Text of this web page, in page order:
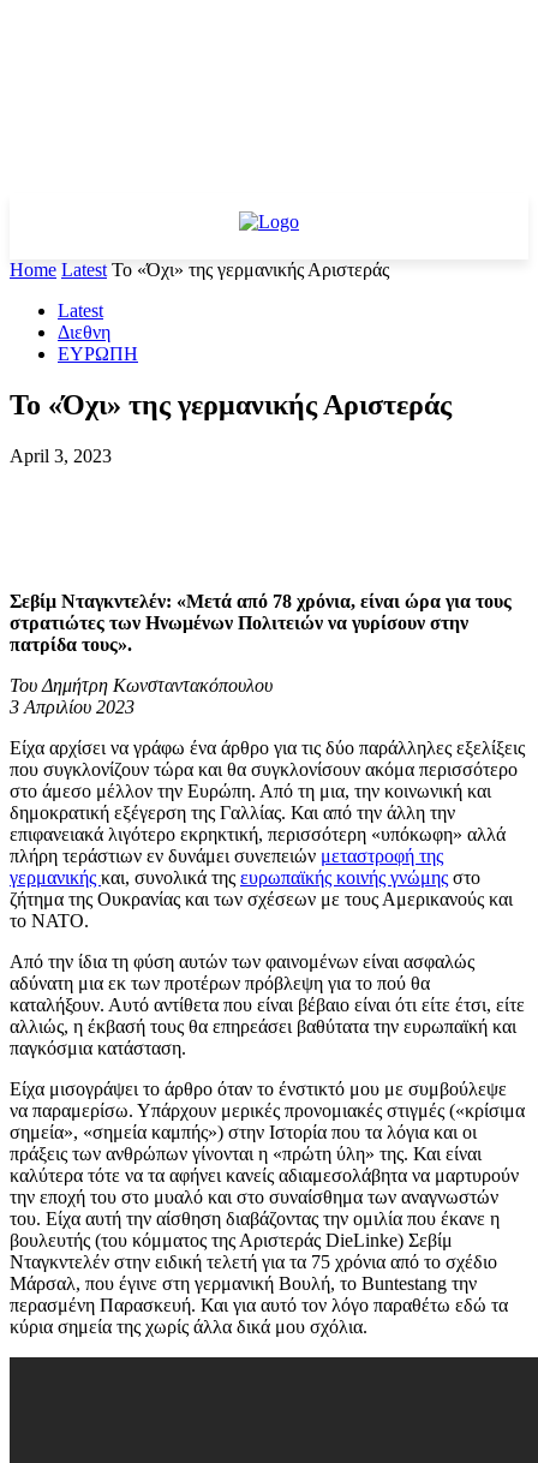
Home Latest Το «Όχι» της γερμανικής Αριστεράς
Latest
Διεθνη
ΕΥΡΩΠΗ
Το «Όχι» της γερμανικής Αριστεράς
April 3, 2023
Σεβίμ Νταγκντελέν: «Μετά από 78 χρόνια, είναι ώρα για τους
στρατιώτες των Ηνωμένων Πολιτειών να γυρίσουν στην
πατρίδα τους».
Του Δημήτρη Κωνσταντακόπουλου
3 Απριλίου 2023
Είχα αρχίσει να γράφω ένα άρθρο για τις δύο παράλληλες εξελίξεις
που συγκλονίζουν τώρα και θα συγκλονίσουν ακόμα περισσότερο
στο άμεσο μέλλον την Ευρώπη. Από τη μια, την κοινωνική και
δημοκρατική εξέγερση της Γαλλίας. Και από την άλλη την
επιφανειακά λιγότερο εκρηκτική, περισσότερη «υπόκωφη» αλλά
πλήρη τεράστιων εν δυνάμει συνεπειών μεταστροφή της
γερμανικής και, συνολικά της ευρωπαϊκής κοινής γνώμης στο
ζήτημα της Ουκρανίας και των σχέσεων με τους Αμερικανούς και
το ΝΑΤΟ.
Από την ίδια τη φύση αυτών των φαινομένων είναι ασφαλώς
αδύνατη μια εκ των προτέρων πρόβλεψη για το πού θα
καταλήξουν. Αυτό αντίθετα που είναι βέβαιο είναι ότι είτε έτσι, είτε
αλλιώς, η έκβασή τους θα επηρεάσει βαθύτατα την ευρωπαϊκή και
παγκόσμια κατάσταση.
Είχα μισογράψει το άρθρο όταν το ένστικτό μου με συμβούλεψε
να παραμερίσω. Υπάρχουν μερικές προνομιακές στιγμές («κρίσιμα
σημεία», «σημεία καμπής») στην Ιστορία που τα λόγια και οι
πράξεις των ανθρώπων γίνονται η «πρώτη ύλη» της. Και είναι
καλύτερα τότε να τα αφήνει κανείς αδιαμεσολάβητα να μαρτυρούν
την εποχή του στο μυαλό και στο συναίσθημα των αναγνωστών
του. Είχα αυτή την αίσθηση διαβάζοντας την ομιλία που έκανε η
βουλευτής (του κόμματος της Αριστεράς DieLinke) Σεβίμ
Νταγκντελέν στην ειδική τελετή για τα 75 χρόνια από το σχέδιο
Μάρσαλ, που έγινε στη γερμανική Βουλή, το Buntestang την
περασμένη Παρασκευή. Και για αυτό τον λόγο παραθέτω εδώ τα
κύρια σημεία της χωρίς άλλα δικά μου σχόλια.